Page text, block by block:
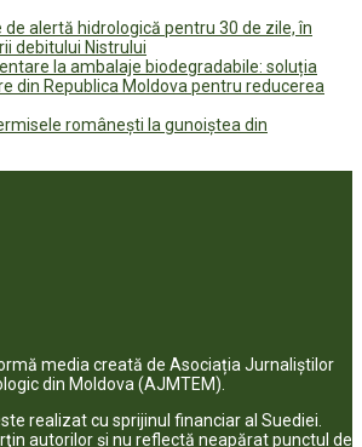
de alertă hidrologică pentru 30 de zile, în
debitului Nistrului
la ambalaje biodegradabile: soluția
din Republica Moldova pentru reducerea
românești la gunoiștea din
media creată de Asociația Jurnaliștilor
din Moldova (AJMTEM).
realizat cu sprijinul financiar al Suediei.
autorilor şi nu reflectă neapărat punctul de